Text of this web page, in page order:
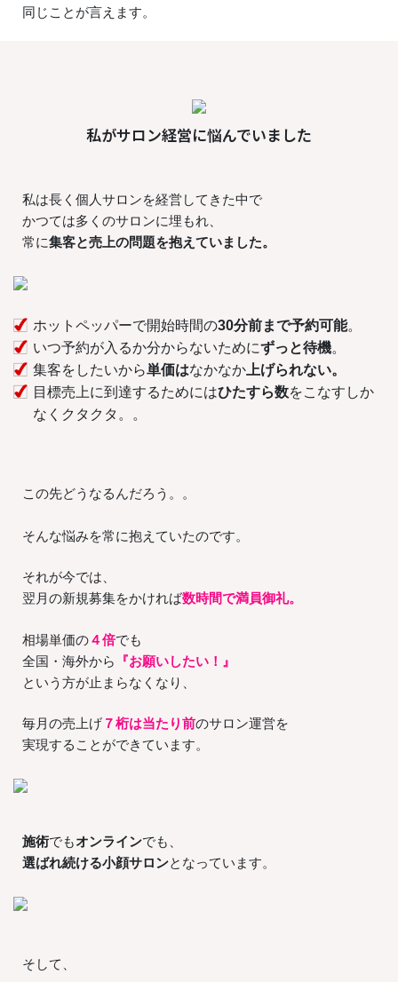
同じことが言えます。
私がサロン経営に悩んでいました
私は長く個人サロンを経営してきた中で
かつては多くのサロンに埋もれ、
常に集客と売上の問題を抱えていました。
ホットペッパーで開始時間の30分前まで予約可能。
いつ予約が入るか分からないためにずっと待機。
集客をしたいから単価はなかなか 上げられない。
目標売上に到達するためにはひたすら数をこなすしか
なくクタクタ。。
この先どうなるんだろう。。
そんな悩みを常に抱えていたのです。
それが今では、
翌月の新規募集をかければ数時間で満員御礼。
相場単価の４倍でも
全国・海外から
『お願いしたい！』
という方が止まらなくなり、
毎月の売上げ ７桁は当たり前のサロン運営を
実現することができています。
施術でもオンラインでも、
選ばれ続ける小顔サロンとなっています。
そして、